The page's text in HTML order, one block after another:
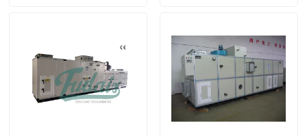
Über uns
Fabrik-Ausflug